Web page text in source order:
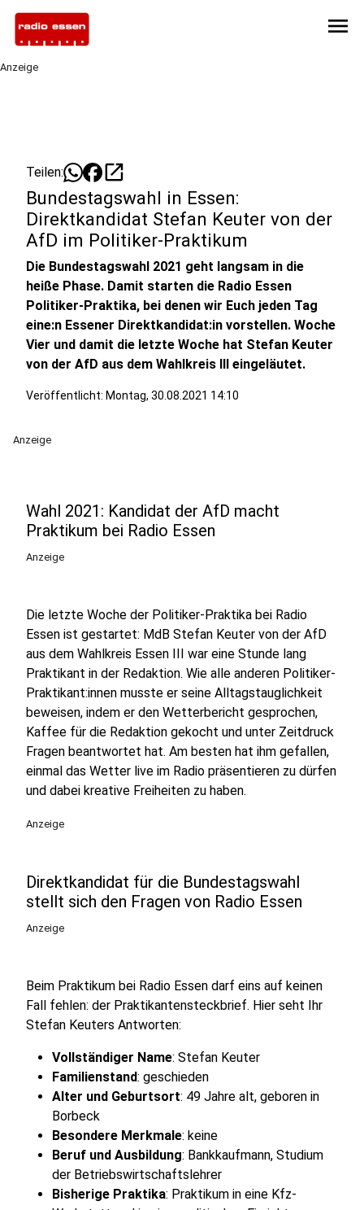
menu
Anzeige
Teilen: open_in_new
Bundestagswahl in Essen:
Direktkandidat Stefan Keuter von der
AfD im Politiker-Praktikum
Die Bundestagswahl 2021 geht langsam in die
heiße Phase. Damit starten die Radio Essen
Politiker-Praktika, bei denen wir Euch jeden Tag
eine:n Essener Direktkandidat:in vorstellen. Woche
Vier und damit die letzte Woche hat Stefan Keuter
von der AfD aus dem Wahlkreis III eingeläutet.
Veröffentlicht: Montag, 30.08.2021 14:10
Anzeige
Wahl 2021: Kandidat der AfD macht
Praktikum bei Radio Essen
Anzeige
Die letzte Woche der Politiker-Praktika bei Radio
Essen ist gestartet: MdB Stefan Keuter von der AfD
aus dem Wahlkreis Essen III war eine Stunde lang
Praktikant in der Redaktion. Wie alle anderen Politiker-
Praktikant:innen musste er seine Alltagstauglichkeit
beweisen, indem er den Wetterbericht gesprochen,
Kaffee für die Redaktion gekocht und unter Zeitdruck
Fragen beantwortet hat. Am besten hat ihm gefallen,
einmal das Wetter live im Radio präsentieren zu dürfen
und dabei kreative Freiheiten zu haben.
Anzeige
Direktkandidat für die Bundestagswahl
stellt sich den Fragen von Radio Essen
Anzeige
Beim Praktikum bei Radio Essen darf eins auf keinen
Fall fehlen: der Praktikantensteckbrief. Hier seht Ihr
Stefan Keuters Antworten:
Vollständiger Name: Stefan Keuter
Familienstand: geschieden
Alter und Geburtsort: 49 Jahre alt, geboren in
Borbeck
Besondere Merkmale: keine
Beruf und Ausbildung: Bankkaufmann, Studium
der Betriebswirtschaftslehrer
Bisherige Praktika: Praktikum in eine Kfz-